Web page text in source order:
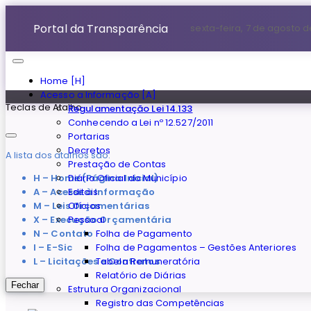
Home [H]
Acesso a Informação [A]
Regulamentação Lei 14.133
Conhecendo a Lei nº 12.527/2011
Portarias
Decretos
Prestação de Contas
Diário Oficial do Município
Editais
Ofícios
Pessoal
Folha de Pagamento
Folha de Pagamentos – Gestões Anteriores
Tabela Remuneratória
Relatório de Diárias
Estrutura Organizacional
Registro das Competências
Portal da Transparência sexta-feira, 7 de agosto
Teclas de Atalho
A lista dos atalhos são:
H – Home (Página Inicial)
A – Acesse à Informação
M – Leis Orçamentárias
X – Execução Orçamentária
N – Contato
I – E-Sic
L – Licitações e Contratos
Fechar